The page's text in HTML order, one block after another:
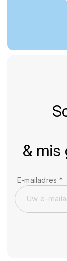
& mis
E-mailadres *